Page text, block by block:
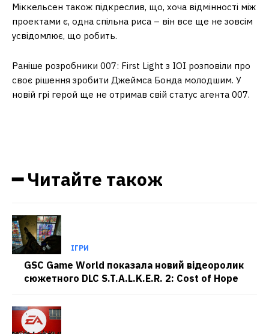
Міккельсен також підкреслив, що, хоча відмінності між
проектами є, одна спільна риса – він все ще не зовсім
усвідомлює, що робить.
Раніше розробники 007: First Light з IOI розповіли про
своє рішення зробити Джеймса Бонда молодшим. У
новій грі герой ще не отримав свій статус агента 007.
━ Читайте також
ІГРИ
GSC Game World показала новий відеоролик
сюжетного DLC S.T.A.L.K.E.R. 2: Cost of Hope